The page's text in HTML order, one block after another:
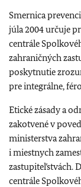
Smernica
júla 2004 určuje
centrále
zahraničných
poskytnutie
pre integrálne,
Etické zásady a
zakotvené v
ministerstva
i miestnych
zastupiteľstvách.
centrále